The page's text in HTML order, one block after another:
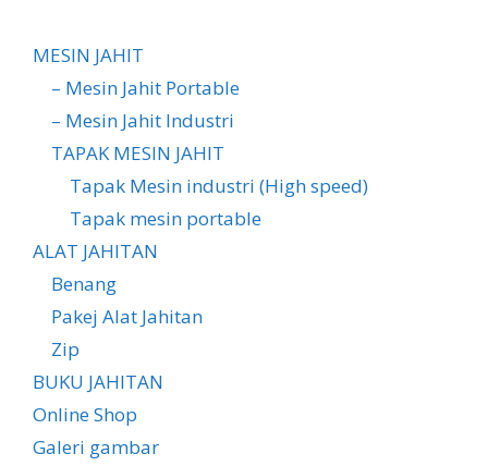
k p
MESIN JAHIT
– Mesin Jahit Portable
– Mesin Jahit Industri
TAPAK MESIN JAHIT
Tapak Mesin industri (High speed)
Tapak mesin portable
ALAT JAHITAN
Benang
Pakej Alat Jahitan
Zip
BUKU JAHITAN
Online Shop
Galeri gambar